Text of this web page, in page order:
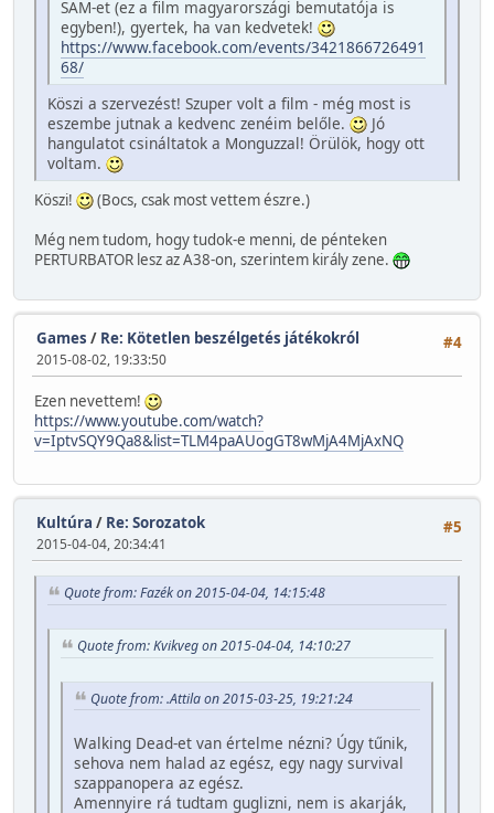
SAM-et (ez a film magyarországi bemutatója is
egyben!), gyertek, ha van kedvetek!
https://www.facebook.com/events/3421866726491
68/
Köszi a szervezést! Szuper volt a film - még most is
eszembe jutnak a kedvenc zenéim belőle.
Jó
hangulatot csináltatok a Monguzzal! Örülök, hogy ott
voltam.
Köszi!
(Bocs, csak most vettem észre.)
Még nem tudom, hogy tudok-e menni, de pénteken
PERTURBATOR lesz az A38-on, szerintem király zene.
#4
Games / Re: Kötetlen beszélgetés játékokról
2015-08-02, 19:33:50
Ezen nevettem!
https://www.youtube.com/watch?
v=IptvSQY9Qa8&list=TLM4paAUogGT8wMjA4MjAxNQ
#5
Kultúra / Re: Sorozatok
2015-04-04, 20:34:41
Quote from: Fazék on 2015-04-04, 14:15:48
Quote from: Kvikveg on 2015-04-04, 14:10:27
Quote from: .Attila on 2015-03-25, 19:21:24
Walking Dead-et van értelme nézni? Úgy tűnik,
sehova nem halad az egész, egy nagy survival
szappanopera az egész.
Amennyire rá tudtam guglizni, nem is akarják,